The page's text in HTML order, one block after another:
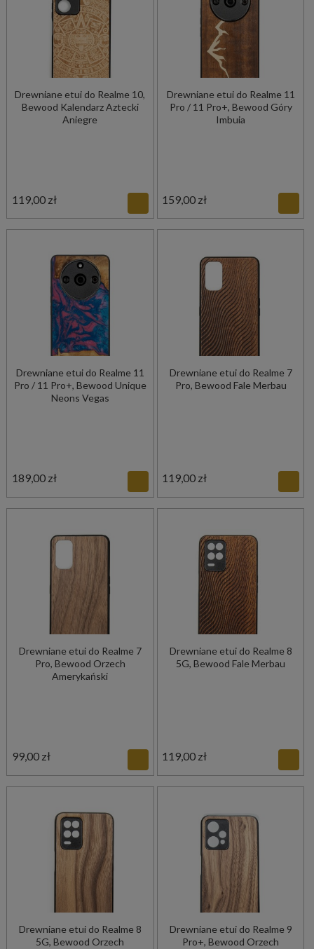
Drewniane etui do Realme 10,
Bewood Kalendarz Aztecki
Aniegre
119,00 zł
Drewniane etui do Realme 11
Pro / 11 Pro+, Bewood Góry
Imbuia
159,00 zł
Drewniane etui do Realme 11
Pro / 11 Pro+, Bewood Unique
Neons Vegas
189,00 zł
Drewniane etui do Realme 7
Pro, Bewood Fale Merbau
119,00 zł
Drewniane etui do Realme 7
Pro, Bewood Orzech
Amerykański
99,00 zł
Drewniane etui do Realme 8
5G, Bewood Fale Merbau
119,00 zł
Drewniane etui do Realme 8
5G, Bewood Orzech
Drewniane etui do Realme 9
Pro+, Bewood Orzech